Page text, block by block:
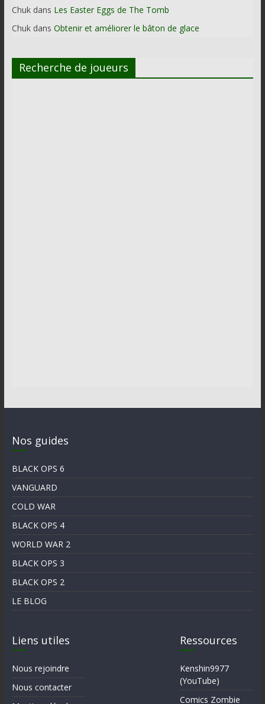
Chukdans Les Easter Eggs de The Tomb
Chukdans Obtenir et améliorer le bâton de glace
Recherche de joueurs
Nos guides
BLACK OPS 6
VANGUARD
COLD WAR
BLACK OPS 4
WORLD WAR 2
BLACK OPS 3
BLACK OPS 2
LE BLOG
Liens utiles
Nous rejoindre
Nous contacter
Ressources
Kenshin9977
(YouTube)
Comics Zombie